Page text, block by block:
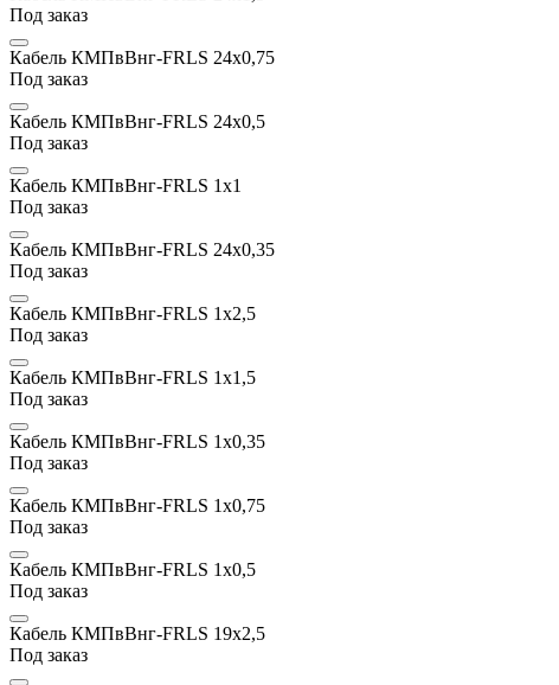
Под заказ
Кабель КМПвВнг-FRLS 24x0,75
Под заказ
Кабель КМПвВнг-FRLS 24x0,5
Под заказ
Кабель КМПвВнг-FRLS 1х1
Под заказ
Кабель КМПвВнг-FRLS 24x0,35
Под заказ
Кабель КМПвВнг-FRLS 1х2,5
Под заказ
Кабель КМПвВнг-FRLS 1х1,5
Под заказ
Кабель КМПвВнг-FRLS 1x0,35
Под заказ
Кабель КМПвВнг-FRLS 1x0,75
Под заказ
Кабель КМПвВнг-FRLS 1x0,5
Под заказ
Кабель КМПвВнг-FRLS 19х2,5
Под заказ